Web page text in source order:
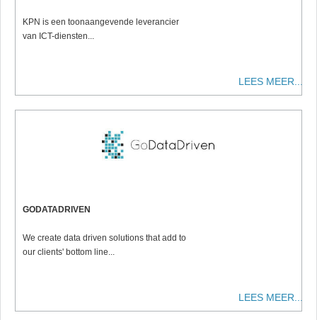
KPN is een toonaangevende leverancier
van ICT-diensten...
LEES MEER...
GODATADRIVEN
We create data driven solutions that add to
our clients' bottom line...
LEES MEER...